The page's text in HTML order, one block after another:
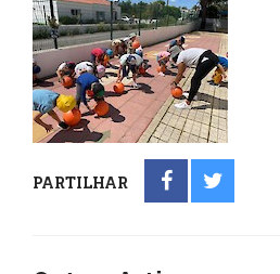
PARTILHAR